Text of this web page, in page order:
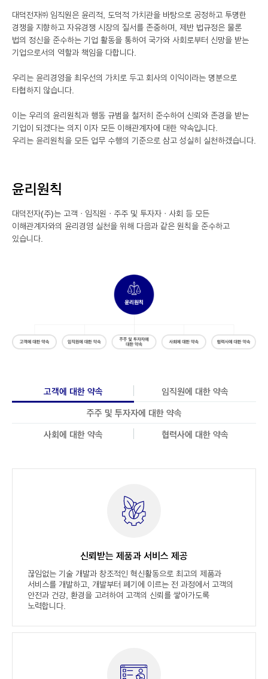
대덕전자㈜ 임직원은 윤리적, 도덕적 가치관을 바탕으로 공정하고 투명한
경쟁을 지향하고 자유경쟁 시장의 질서를 존중하며, 제반 법규정은 물론
법의 정신을 준수하는 기업 활동을 통하여 국가와 사회로부터 신망을 받는
기업으로서의 역할과 책임을 다합니다.
우리는 윤리경영을 최우선의 가치로 두고 회사의 이익이라는 명분으로
타협하지 않습니다.
이는 우리의 윤리원칙과 행동 규범을 철저히 준수하여 신뢰와 존경을 받는
기업이 되겠다는 의지 이자 모든 이해관계자에 대한 약속입니다.
우리는 윤리원칙을 모든 업무 수행의 기준으로 삼고 성실히 실천하겠습니다.
윤리원칙
대덕전자(주)는 고객ㆍ임직원ㆍ주주 및 투자자ㆍ사회 등 모든
이해관계자와의 윤리경영 실천을 위해 다음과 같은 원칙을 준수하고
있습니다.
고객에 대한 약속
임직원에 대한 약속
주주 및 투자자에 대한 약속
사회에 대한 약속
협력사에 대한 약속
신뢰받는 제품과서비스 제공
끊임없는 기술 개발과 창조적인 혁신활동으로 최고의 제품과
서비스를 개발하고, 개발부터 폐기에 이르는 전 과정에서 고객의
안전과 건강, 환경을 고려하여 고객의 신뢰를 쌓아가도록
노력합니다.